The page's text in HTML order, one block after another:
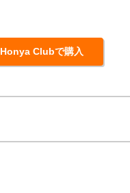
Honya Clubで購入